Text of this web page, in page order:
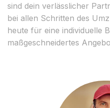
sind dein verlässlicher
bei allen Schritten des
heute für eine individuelle
maßgeschneidertes